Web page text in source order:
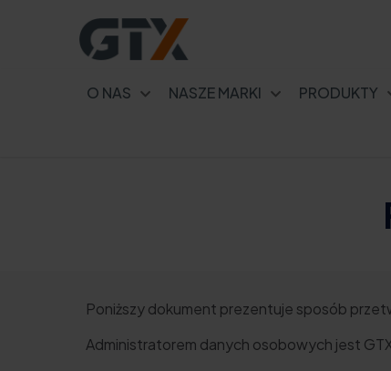
O NAS NASZE MARKI PRODUKTY
Poniższy dokument prezentuje sposób
Administratorem danych osobowych jest